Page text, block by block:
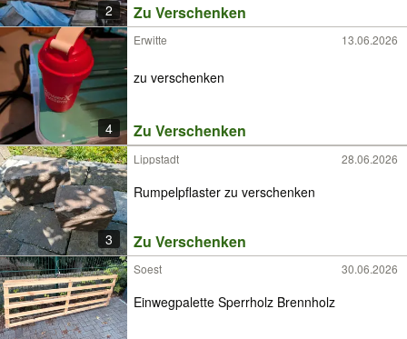
2 Zu Verschenken
4
Erwitte 13.06.2026
zu verschenken
Zu Verschenken
3
Lippstadt 28.06.2026
Rumpelpflaster zu verschenken
Zu Verschenken
Soest 30.06.2026
Einwegpalette Sperrholz Brennholz